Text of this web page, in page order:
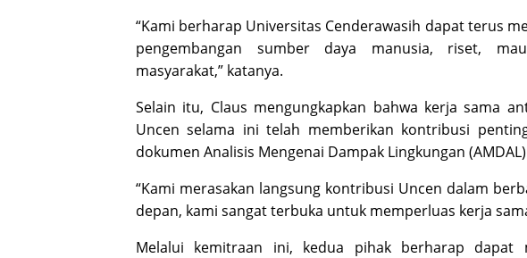
“Kami berharap Universitas Cenderawasih dapat terus
pengembangan sumber daya manusia, riset,
masyarakat,” katanya.
Selain itu, Claus mengungkapkan bahwa kerja sama
Uncen selama ini telah memberikan kontribusi
dokumen Analisis Mengenai Dampak Lingkungan
“Kami merasakan langsung kontribusi Uncen dalam
depan, kami sangat terbuka untuk memperluas kerja
Melalui kemitraan ini, kedua pihak berharap dapat